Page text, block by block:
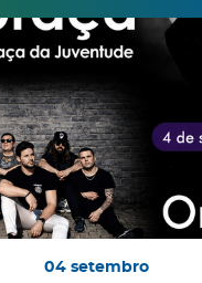
04 setembro